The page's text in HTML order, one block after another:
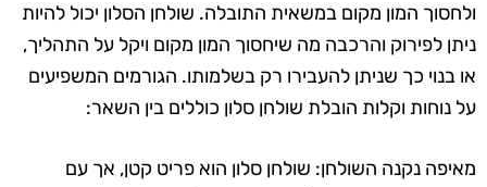
ולחסוך המון מקום במשאית התובלה. שולחן הסלון יכול להיות
ניתן לפירוק והרכבה מה שיחסוך המון מקום ויקל על התהליך,
או בנוי כך שניתן להעבירו רק בשלמותו. הגורמים המשפיעים
על נוחות וקלות הובלת שולחן סלון כוללים בין השאר:
מאיפה נקנה השולחן: שולחן סלון הוא פריט קטן, אך עם